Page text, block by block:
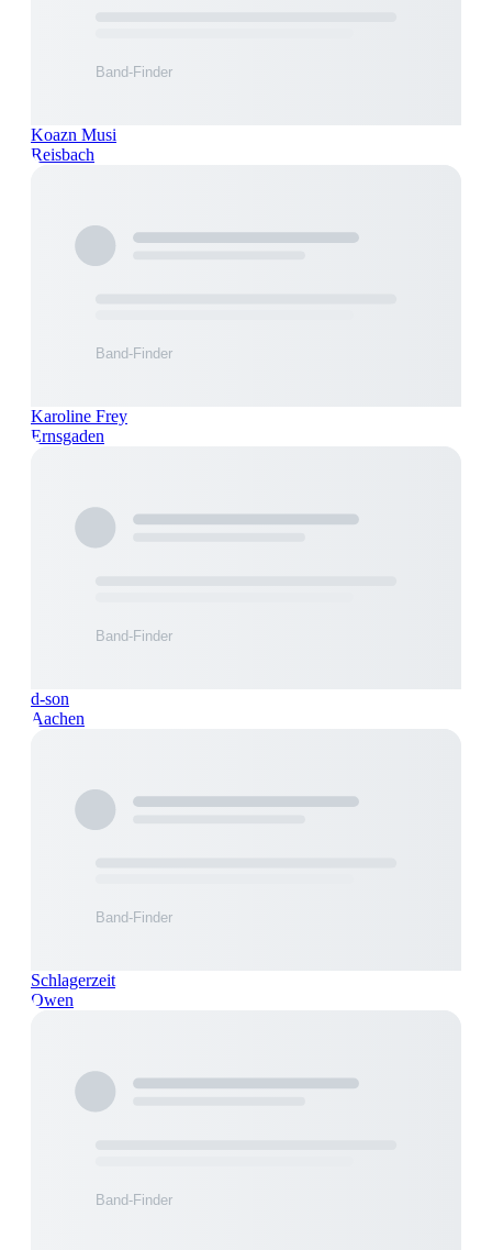
Koazn Musi
Reisbach
Karoline Frey
Ernsgaden
d-son
Aachen
Schlagerzeit
Owen